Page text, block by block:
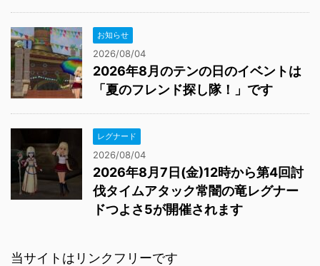
お知らせ
2026/08/04
2026年8月のテンの日のイベントは
「夏のフレンド探し隊！」です
レグナード
2026/08/04
2026年8月7日(金)12時から第4回討
伐タイムアタック常闇の竜レグナー
ドつよさ5が開催されます
当サイトはリンクフリーです